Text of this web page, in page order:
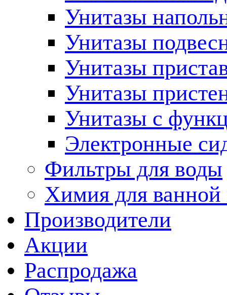
Унитазы
Унитазы
Унитазы
Унитазы
Унитазы с
Электронные
Фильтры для воды
Химия для ванной
Производители
Акции
Распродажа